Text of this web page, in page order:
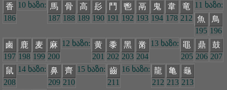
香
186
10 ხაზი: 馬
187
骨
188
高
189
髟
190
鬥
191
鬯
192
鬲
193
鬼
194
韋
178
竜
212
11 ხაზი:
魚
195
鳥
196
鹵
197
鹿
198
麦
199
麻
200
12 ხაზი: 黄
201
黍
202
黑
203
黹
204
13 ხაზი: 黽
205
鼎
206
鼓
207
鼠
208
14 ხაზი: 鼻
209
齊
210
15 ხაზი: 齒
211
16 ხაზი: 龍
212
亀
213
龜
213